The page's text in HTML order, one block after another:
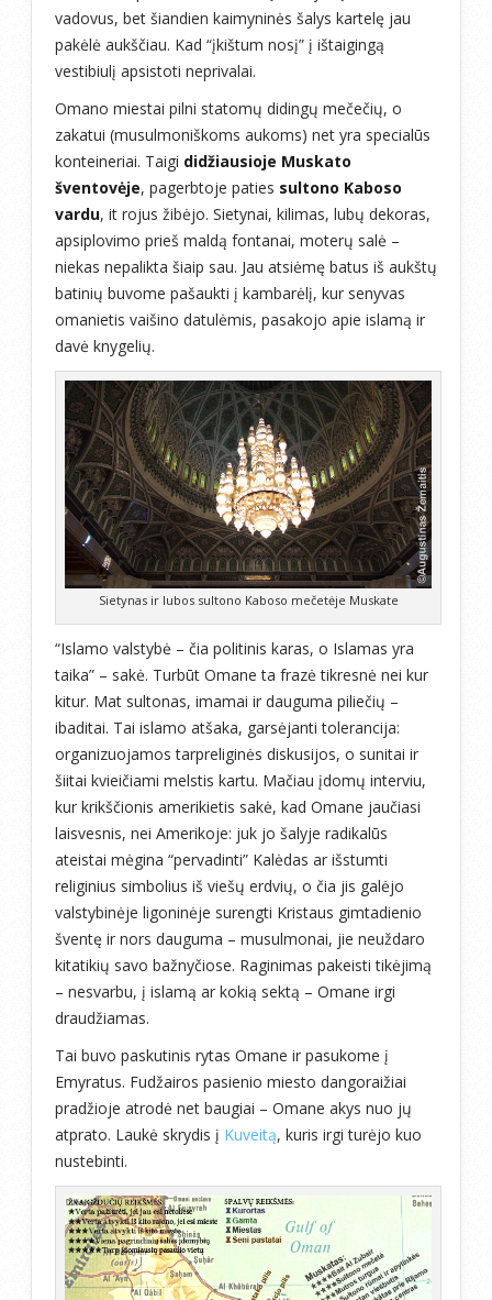
vadovus, bet šiandien kaimyninės šalys kartelę jau
pakėlė aukščiau. Kad “įkištum nosį” į ištaigingą
vestibiulį apsistoti neprivalai.
Omano miestai pilni statomų didingų mečečių, o
zakatui (musulmoniškoms aukoms) net yra specialūs
konteineriai. Taigi didžiausioje Muskato
šventovėje, pagerbtoje paties sultono Kaboso
vardu, it rojus žibėjo. Sietynai, kilimas, lubų dekoras,
apsiplovimo prieš maldą fontanai, moterų salė –
niekas nepalikta šiaip sau. Jau atsiėmę batus iš aukštų
batinių buvome pašaukti į kambarėlį, kur senyvas
omanietis vaišino datulėmis, pasakojo apie islamą ir
davė knygelių.
Sietynas ir lubos sultono Kaboso mečetėje Muskate
“Islamo valstybė – čia politinis karas, o Islamas yra
taika” – sakė. Turbūt Omane ta frazė tikresnė nei kur
kitur. Mat sultonas, imamai ir dauguma piliečių –
ibaditai. Tai islamo atšaka, garsėjanti tolerancija:
organizuojamos tarpreliginės diskusijos, o sunitai ir
šiitai kvieičiami melstis kartu. Mačiau įdomų interviu,
kur krikščionis amerikietis sakė, kad Omane jaučiasi
laisvesnis, nei Amerikoje: juk jo šalyje radikalūs
ateistai mėgina “pervadinti” Kalėdas ar išstumti
religinius simbolius iš viešų erdvių, o čia jis galėjo
valstybinėje ligoninėje surengti Kristaus gimtadienio
šventę ir nors dauguma – musulmonai, jie neuždaro
kitatikių savo bažnyčiose. Raginimas pakeisti tikėjimą
– nesvarbu, į islamą ar kokią sektą – Omane irgi
draudžiamas.
Tai buvo paskutinis rytas Omane ir pasukome į
Emyratus. Fudžairos pasienio miesto dangoraižiai
pradžioje atrodė net baugiai – Omane akys nuo jų
atprato. Laukė skrydis į Kuveitą, kuris irgi turėjo kuo
nustebinti.